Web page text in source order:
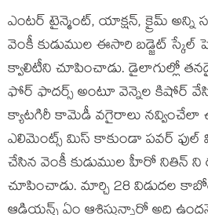
ఎంటర్ టైన్మెంట్, యాక్షన్, క్రైమ్
వెంకీ కుడుముల ఈసారి బడ్జెట్ స్కేల్
క్వాలిటీని చూపించాడు. డైలాగుల్లో
ఫోర్ ఫాదర్స్ అంటూ వెన్నెల కిషోర్
క్యాటగిరీ కామెడీ వగైరాలు
ఎలిమెంట్స్ మిస్ కాకుండా పవర్ ఫుల్
చేసిన వెంకీ కుడుముల హీరో నితిన్
చూపించాడు. మార్చి 28 విడుదల